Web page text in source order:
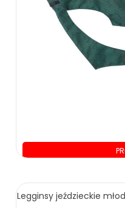
Legginsy jeździeckie